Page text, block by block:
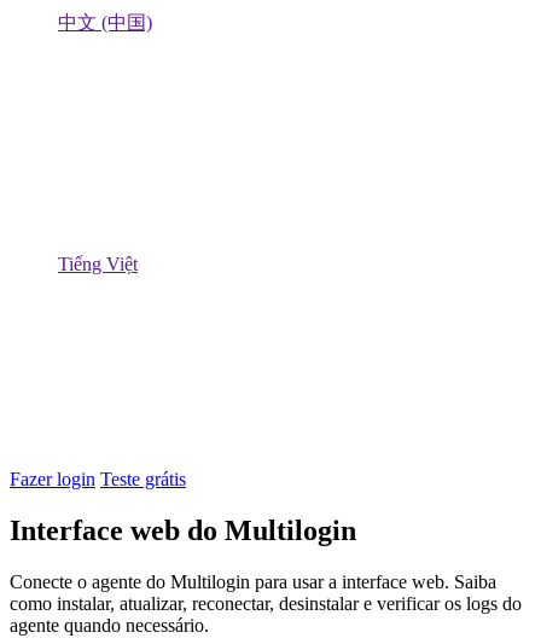
中文 (中国)
Tiếng Việt
Fazer login Teste grátis
Interface web do Multilogin
Conecte o agente do Multilogin para usar a interface web. Saiba
como instalar, atualizar, reconectar, desinstalar e verificar os logs do
agente quando necessário.